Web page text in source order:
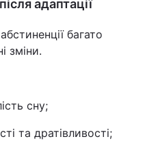
адаптації
багато
зміни.
сну;
та дратівливості;